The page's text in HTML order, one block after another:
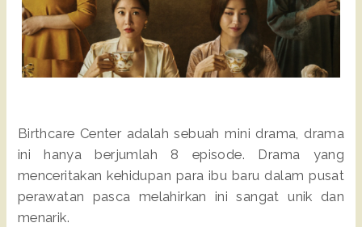
Birthcare Center adalah sebuah mini drama, drama
ini hanya berjumlah 8 episode. Drama yang
menceritakan kehidupan para ibu baru dalam pusat
perawatan pasca melahirkan ini sangat unik dan
menarik.